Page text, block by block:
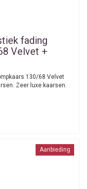
fading
Velvet +
130/68 Velvet
Zeer luxe kaarsen.
Aanbieding